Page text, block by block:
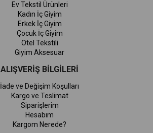
Ev Tekstil Ürünleri
Kadın İç Giyim
Erkek İç Giyim
Çocuk İç Giyim
Otel Tekstili
Giyim Aksesuar
ALIŞVERİŞ BİLGİLERİ
İade ve Değişim Koşulları
Kargo ve Teslimat
Siparişlerim
Hesabım
Kargom Nerede?